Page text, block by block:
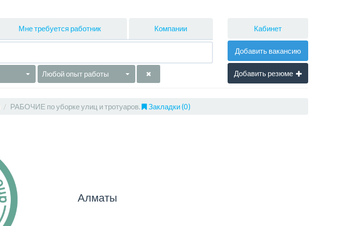
Мне требуется работник Компании
Любой опыт работы
Кабинет
Добавить вакансию
Добавить резюме
РАБОЧИЕ по уборке улиц и тротуаров. Закладки (0)
Алматы